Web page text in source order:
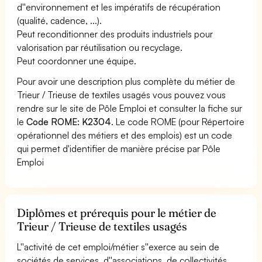
d''environnement et les impératifs de récupération
(qualité, cadence, ...).
Peut reconditionner des produits industriels pour
valorisation par réutilisation ou recyclage.
Peut coordonner une équipe.
Pour avoir une description plus complète du métier de
Trieur / Trieuse de textiles usagés vous pouvez vous
rendre sur le site de Pôle Emploi et consulter la fiche sur
leCode ROME: K2304. Le code ROME (pour Répertoire
opérationnel des métiers et des emplois) est un code
qui permet d'identifier de manière précise par Pôle
Emploi
Diplômes et prérequis pour le métier de
Trieur / Trieuse de textiles usagés
L''activité de cet emploi/métier s''exerce au sein de